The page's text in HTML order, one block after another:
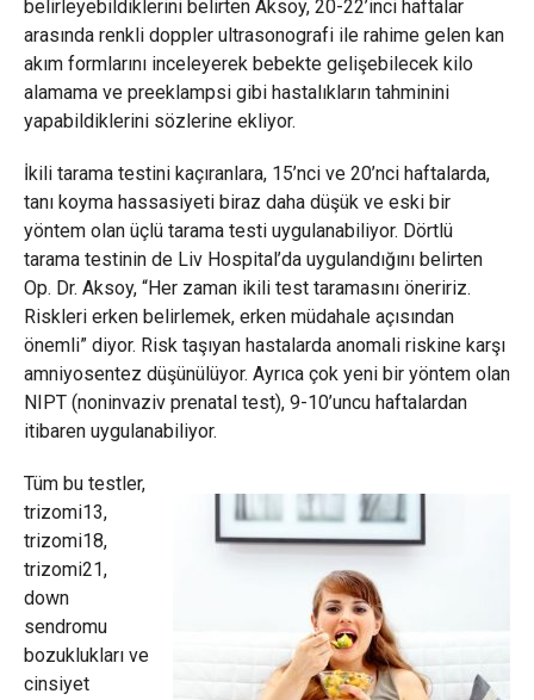
belirleyebildiklerini belirten Aksoy, 20-22’inci haftalar
arasında renkli doppler ultrasonografi ile rahime gelen kan
akım formlarını inceleyerek bebekte gelişebilecek kilo
alamama ve preeklampsi gibi hastalıkların tahminini
yapabildiklerini sözlerine ekliyor.
İkili tarama testini kaçıranlara, 15’nci ve 20’nci haftalarda,
tanı koyma hassasiyeti biraz daha düşük ve eski bir
yöntem olan üçlü tarama testi uygulanabiliyor. Dörtlü
tarama testinin de Liv Hospital’da uygulandığını belirten
Op. Dr. Aksoy, “Her zaman ikili test taramasını öneririz.
Riskleri erken belirlemek, erken müdahale açısından
önemli” diyor. Risk taşıyan hastalarda anomali riskine karşı
amniyosentez düşünülüyor. Ayrıca çok yeni bir yöntem olan
NIPT (noninvaziv prenatal test), 9-10’uncu haftalardan
itibaren uygulanabiliyor.
Tüm bu testler,
trizomi13,
trizomi18,
trizomi21,
down
sendromu
bozuklukları ve
cinsiyet